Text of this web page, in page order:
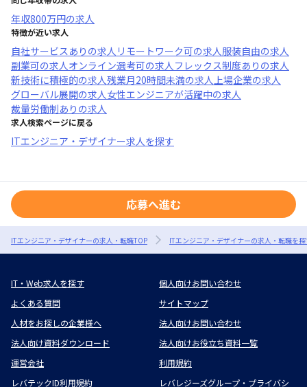
年収800万円の求人
特徴が近い求人
自社サービスあり の求人 リモートワーク可の求人服装自由の求人
副業可の求人オンライン選考可の求人フレックス制度あり の求人
新技術に積極的の求人残業月20時間未満の求人上場企業の求人
グローバル展開の求人女性エンジニアが活躍中の求人
裁量労働制あり の求人
求人検索ページに戻る
ITエンジニア・デザイナー求人を探す
応募へ進む
ITエンジニア・デザイナーの求人・転職TOP ITエンジニア・デザイナーの求人・転職を
IT・Web求人を探す
個人向けお問い合わせ
よくある質問
サイトマップ
人材をお探しの企業様へ
法人向けお問い合わせ
法人向け資料ダウンロード
法人向けお役立ち資料一覧
運営会社
利用規約
レバテックID利用規約
レバレジーズグループ・プライバシ